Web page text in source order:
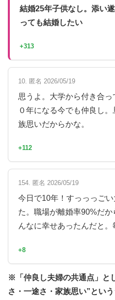
結婚25年子供なし。添い
っても結婚したい
+313
10. 匿名 2026/05/19
思うよ。大学から付き合
０年になる今でも仲良し
族思いだからかな。
+112
154. 匿名 2026/05/19
今日で10年！すっっっご
た。職場が離婚率90%だ
んなに幸せあったんだと
+8
※「仲良し夫婦の共通点」と
さ・一途さ・家族思い”とい